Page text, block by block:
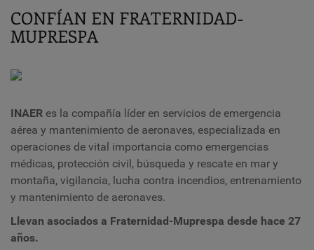
CONFÍAN EN FRATERNIDAD-
MUPRESPA
INAER es la compañía líder en servicios de emergencia
aérea y mantenimiento de aeronaves, especializada en
operaciones de vital importancia como emergencias
médicas, protección civil, búsqueda y rescate en mar y
montaña, vigilancia, lucha contra incendios, entrenamiento
y mantenimiento de aeronaves.
Llevan asociados a Fraternidad-Muprespa desde hace 27
años.